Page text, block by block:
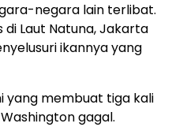
negara lain terlibat.
Laut Natuna, Jakarta
ikannya yang
yang membuat tiga kali
gagal.